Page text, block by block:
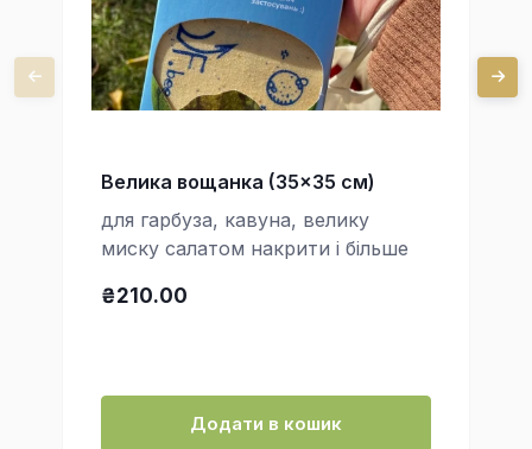
Велика вощанка (35x35 см)
для гарбуза, кавуна, велику
миску салатом накрити і більше
₴210.00
Додати в кошик